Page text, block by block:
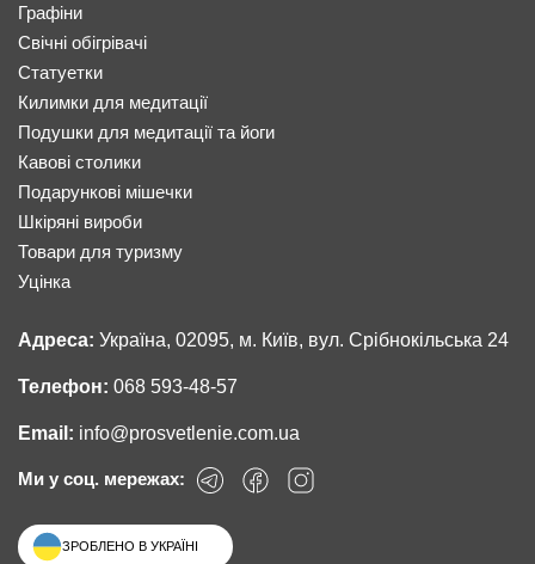
Графіни
Свічні обігрівачі
Статуетки
Килимки для медитації
Подушки для медитації та йоги
Кавові столики
Подарункові мішечки
Шкіряні вироби
Товари для туризму
Уцінка
Адреса: Україна, 02095, м. Київ, вул. Срібнокільська 24
Телефон: 068 593-48-57
Email: info@prosvetlenie.com.ua
Ми у соц. мережах:
ЗРОБЛЕНО В УКРАЇНІ